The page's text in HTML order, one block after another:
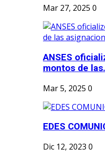
Mar 27, 2025 0
ANSES
montos de
Mar 5, 2025 0
EDES
Dic 12, 2023 0